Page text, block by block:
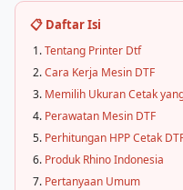
📋 Daftar Isi
Tentang Printer Dtf
Cara Kerja Mesin DTF
Memilih Ukuran Cetak
Perawatan Mesin DTF
Perhitungan HPP Cetak
Produk Rhino Indonesia
Pertanyaan Umum